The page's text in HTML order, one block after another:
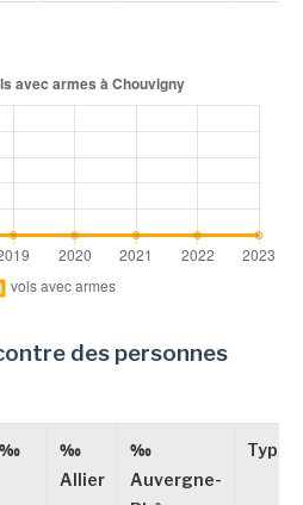
des personnes
‰
‰
Allier
‰
Auvergne-
Type